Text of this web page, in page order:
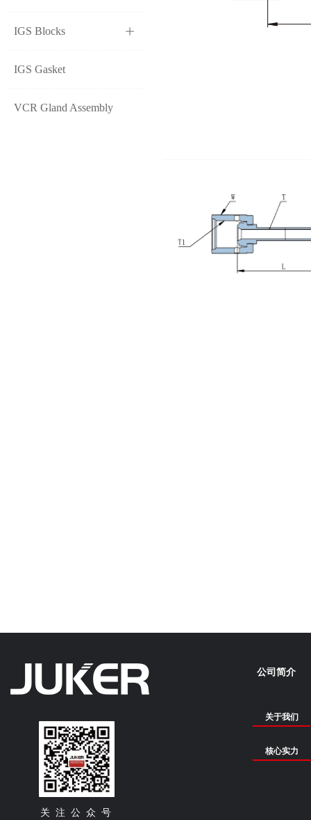
ꄶ
IGS Blocks
IGS Gasket
VCR Gland Assembly
公司简介
关于我们
核心实力
关 注 公 众 号